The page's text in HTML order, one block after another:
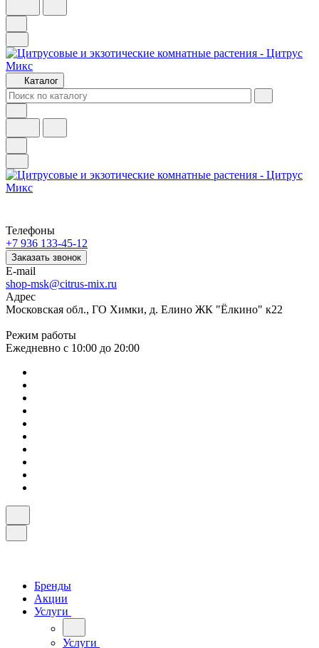
Каталог
Телефоны
+7 936 133-45-12
Заказать звонок
E-mail
shop-msk@citrus-mix.ru
Адрес
Московская обл., ГО Химки, д. Елино ЖК "Ёлкино" к22
Режим работы
Ежедневно с 10:00 до 20:00
Бренды
Акции
Услуги
Услуги